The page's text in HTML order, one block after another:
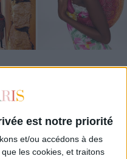
est notre priorité
et/ou accédons à des
les cookies, et traitons
TONE FOR THE SEASON